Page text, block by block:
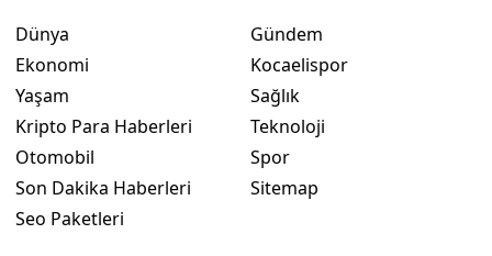
Giresun
Dünya
Ekonomi
Yaşam
Kripto Para Haberleri
Otomobil
Son Dakika Haberleri
Seo Paketleri
Gündem
Kocaelispor
Sağlık
Teknoloji
Spor
Sitemap